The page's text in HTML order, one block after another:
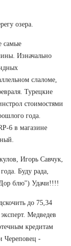
озера.
самые
Изначально
слаломе,
Турецкие
стоимостями
года.
6 в магазине
Игорь Савчук,
Буду рада,
блю") Удачи!!!!
до 75,34
Медведев
кредитам
Череповец -